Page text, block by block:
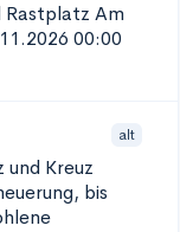
Rastplatz Am
00:00
alt
Kreuz
bis